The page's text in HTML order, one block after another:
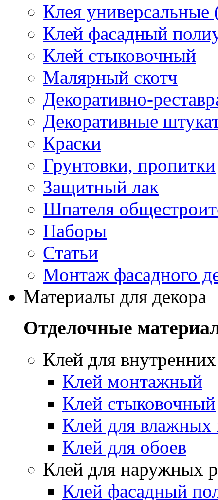
Клея универсальные
Клей фасадный
Клей стыковочный
Малярный скотч
Декоративно-
Декоративные
Краски
Грунтовки, пропитки
Защитный лак
Шпателя
Наборы
Статьи
Монтаж фасадного
Материалы для декора
Отделочные
Клей для
Клей монтажный
Клей стыковочный
Клей для
Клей для обоев
Клей для наружных
Клей фасадный